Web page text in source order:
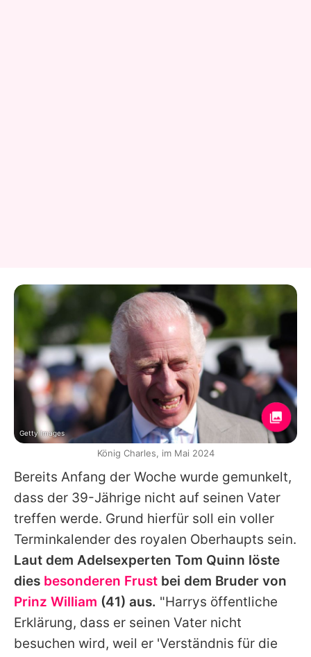
Bereits Anfang der Woche wurde gemunkelt,
dass der 39-Jährige nicht auf seinen Vater
treffen werde. Grund hierfür soll ein voller
Terminkalender des royalen Oberhaupts sein.
Laut dem Adelsexperten Tom Quinn löste
dies besonderen Frust bei dem Bruder von
Prinz William (41) aus. "Harrys öffentliche
Erklärung, dass er seinen Vater nicht
besuchen wird, weil er 'Verständnis für die
Getty Images
König Charles, im Mai 2024